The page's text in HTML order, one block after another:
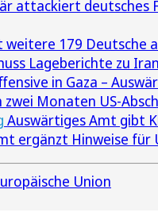
attackiert deutsches
179 Deutsche
Lageberichte zu
in Gaza –
zwei Monaten US-
Auswärtiges Amt gibt
ergänzt Hinweise für
Union